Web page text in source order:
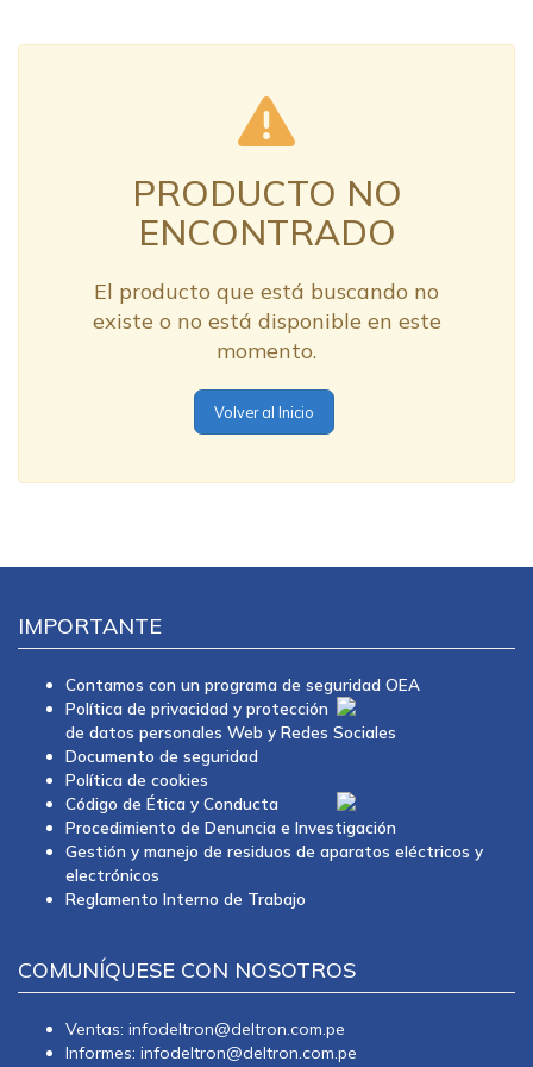
PRODUCTO NO
ENCONTRADO
El producto que está buscando no
existe o no está disponible en este
momento.
Volver al Inicio
IMPORTANTE
Contamos con un programa de seguridad OEA
Política de privacidad y protección
de datos personales Web y Redes Sociales
Documento de seguridad
Política de cookies
Código de Ética y Conducta
Procedimiento de Denuncia e Investigación
Gestión y manejo de residuos de aparatos eléctricos y
electrónicos
Reglamento Interno de Trabajo
COMUNÍQUESE CON NOSOTROS
Ventas: infodeltron@deltron.com.pe
Informes: infodeltron@deltron.com.pe